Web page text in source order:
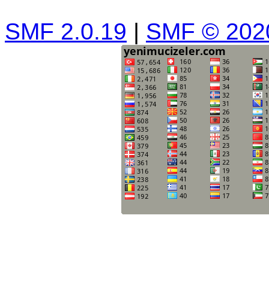
SMF 2.0.19 | SMF ©